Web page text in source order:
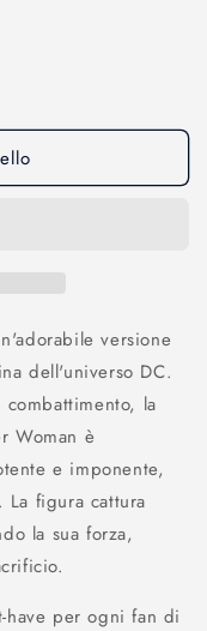
versione
dell'universo DC.
la
Woman è
e imponente,
figura cattura
la sua forza,
have per ogni fan di